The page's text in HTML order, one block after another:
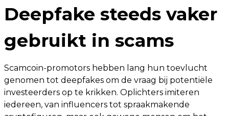
Deepfake steeds vaker
gebruikt in scams
Scamcoin-promotors hebben lang hun toevlucht
genomen tot deepfakes om de vraag bij potentiële
investeerders op te krikken. Oplichters imiteren
iedereen, van influencers tot spraakmakende